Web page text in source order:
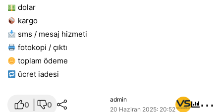
dolar
kargo
sms / mesaj hizmeti
fotokopi / çıktı
toplam ödeme
ücret i̇adesi
0 0
admin
20 Haziran 2025: 20:52
⋯